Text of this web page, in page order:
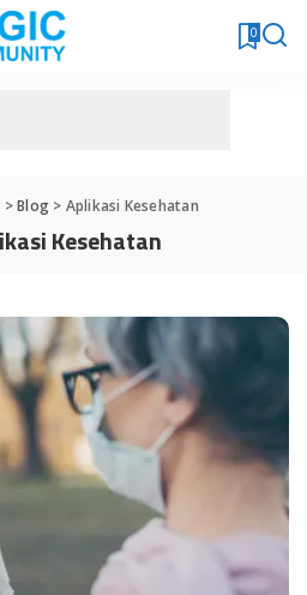
0
>Blog > Aplikasi Kesehatan
Kesehatan